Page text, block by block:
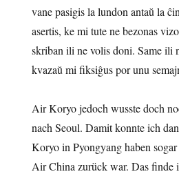
vane pasigis la lundon antaŭ la
asertis, ke mi tute ne bezonas
skriban ili ne volis doni. Same ili
kvazaŭ mi fiksiĝus por unu
Air Koryo jedoch wusste doch
nach Seoul. Damit konnte ich
Koryo in Pyongyang haben
Air China zurück war. Das finde